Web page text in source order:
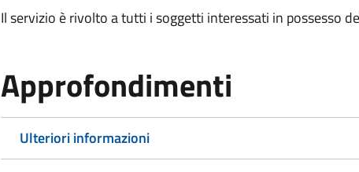
Il servizio è rivolto a tutti i soggetti interessati in possesso
Approfondimenti
Ulteriori informazioni